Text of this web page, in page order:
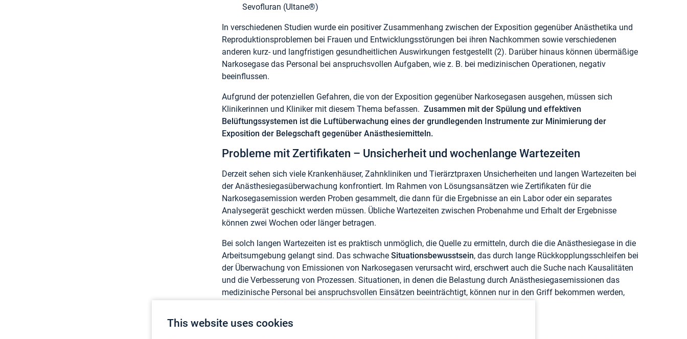
This website uses cookies
Sevofluran (Ultane®)
In verschiedenen Studien wurde ein positiver Zusammenhang zwischen der Exposition gegenüber Anästhetika und
Reproduktionsproblemen bei Frauen und Entwicklungsstörungen bei ihren Nachkommen sowie verschiedenen
anderen kurz- und langfristigen gesundheitlichen Auswirkungen festgestellt (2). Darüber hinaus können übermäßige
Narkosegase das Personal bei anspruchsvollen Aufgaben, wie z. B. bei medizinischen Operationen, negativ
beeinflussen.
Aufgrund der potenziellen Gefahren, die von der Exposition gegenüber Narkosegasen ausgehen, müssen sich
Klinikerinnen und Kliniker mit diesem Thema befassen. Zusammen mit der Spülung und effektiven
Belüftungssystemen ist die Luftüberwachung eines der grundlegenden Instrumente zur Minimierung der
Exposition der Belegschaft gegenüber Anästhesiemitteln.
Probleme mit Zertifikaten – Unsicherheit und wochenlange Wartezeiten
Derzeit sehen sich viele Krankenhäuser, Zahnkliniken und Tierärztpraxen Unsicherheiten und langen Wartezeiten bei
der Anästhesiegasüberwachung konfrontiert. Im Rahmen von Lösungsansätzen wie Zertifikaten für die
Narkosegasemission werden Proben gesammelt, die dann für die Ergebnisse an ein Labor oder ein separates
Analysegerät geschickt werden müssen. Übliche Wartezeiten zwischen Probenahme und Erhalt der Ergebnisse
können zwei Wochen oder länger betragen.
Bei solch langen Wartezeiten ist es praktisch unmöglich, die Quelle zu ermitteln, durch die die Anästhesiegase in die
Arbeitsumgebung gelangt sind. Das schwache Situationsbewusstsein, das durch lange Rückkopplungsschleifen bei
der Überwachung von Emissionen von Narkosegasen verursacht wird, erschwert auch die Suche nach Kausalitäten
und die Verbesserung von Prozessen. Situationen, in denen die Belastung durch Anästhesiegasemissionen das
medizinische Personal bei anspruchsvollen Einsätzen beeinträchtigt, können nur in den Griff bekommen werden,
Schnelle und tragbare Messungen